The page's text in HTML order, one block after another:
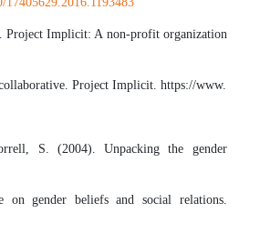
Implicit: A non-profit organization
Project Implicit. https://www.
S. (2004). Unpacking the gender
on gender beliefs and social relations.